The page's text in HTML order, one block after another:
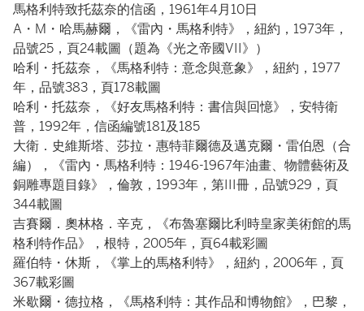
馬格利特致托茲奈的信函，1961年4月10日
A・M・哈馬赫爾，《雷內・馬格利特》，紐約，1973年，
品號25，頁24載圖（題為《光之帝國VII》）
哈利・托茲奈，《馬格利特：意念與意象》，紐約，1977
年，品號383，頁178載圖
哈利・托茲奈，《好友馬格利特：書信與回憶》，安特衛
普，1992年，信函編號181及185
大衛．史維斯塔、莎拉・惠特菲爾德及邁克爾・雷伯恩（合
編），《雷內・馬格利特：1946-1967年油畫、物體藝術及
銅雕專題目錄》，倫敦，1993年，第III冊，品號929，頁
344載圖
吉賽爾．奧林格．辛克，《布魯塞爾比利時皇家美術館的馬
格利特作品》，根特，2005年，頁64載彩圖
羅伯特・休斯，《掌上的馬格利特》，紐約，2006年，頁
367載彩圖
米歇爾・德拉格，《馬格利特：其作品和博物館》，巴黎，